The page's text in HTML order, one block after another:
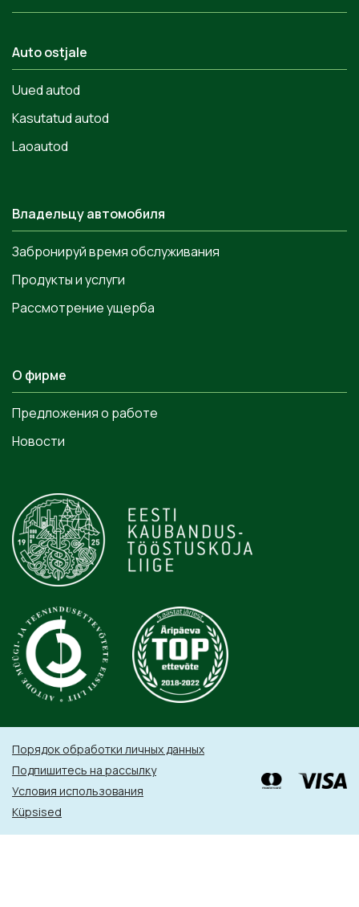
Auto ostjale
Uued autod
Kasutatud autod
Laoautod
Владельцу автомобиля
Забронируй время обслуживания
Продукты и услуги
Рассмотрение ущерба
О фирме
Предложения о работе
Новости
Порядок обработки личных данных
Подпишитесь на рассылку
Условия использования
Küpsised